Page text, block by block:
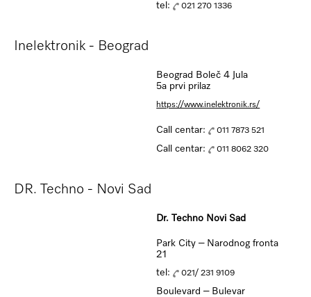
tel:
021 270 1336
Inelektronik - Beograd
Beograd Boleč 4 Jula
5a prvi prilaz
https://www.inelektronik.rs/
Call centar: 011 7873 521
Call centar: 011 8062 320
DR. Techno - Novi Sad
Dr. Techno Novi Sad
Park City – Narodnog fronta
21
tel:
021/ 231 9109
Boulevard – Bulevar